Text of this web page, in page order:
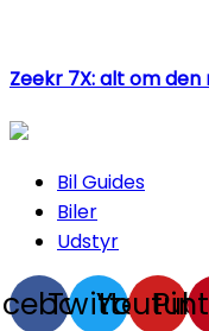
Zeekr 7X: alt om den
Bil Guides
Biler
Udstyr
Twitter